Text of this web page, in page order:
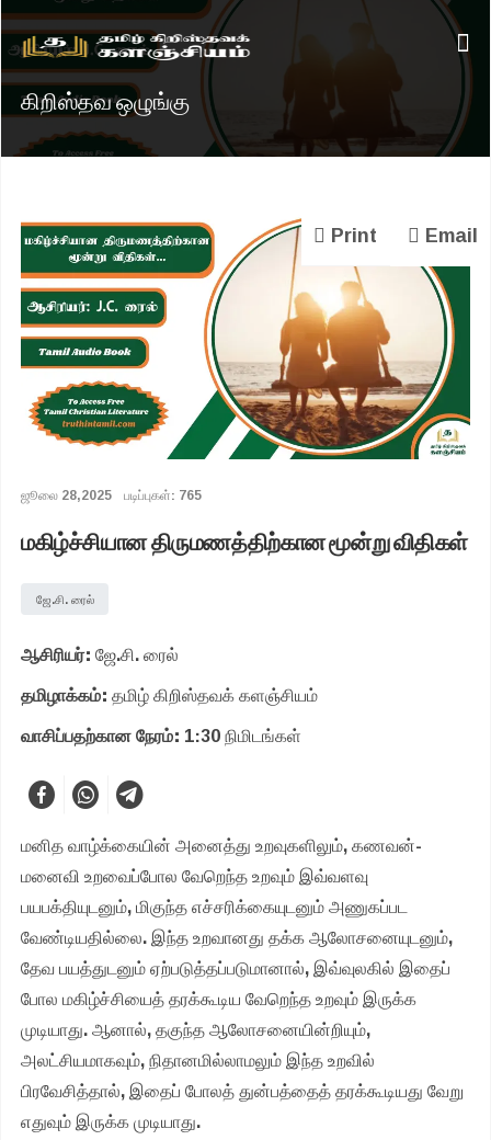
கிறிஸ்தவ ஒழுங்கு
ஜூலை 28,2025 படிப்புகள்: 765
மகிழ்ச்சியான திருமணத்திற்கான மூன்று விதிகள்
Print Email
ஜே.சி. ரைல்
ஆசிரியர்:ஜே.சி. ரைல்
தமிழாக்கம்:தமிழ் கிறிஸ்தவக் களஞ்சியம்
வாசிப்பதற்கான நேரம்: 1:30 நிமிடங்கள்
மனித வாழ்க்கையின் அனைத்து உறவுகளிலும், கணவன்-
மனைவி உறவைப்போல வேறெந்த உறவும் இவ்வளவு
பயபக்தியுடனும், மிகுந்த எச்சரிக்கையுடனும் அணுகப்பட
வேண்டியதில்லை. இந்த உறவானது தக்க ஆலோசனையுடனும்,
தேவ பயத்துடனும் ஏற்படுத்தப்படுமானால், இவ்வுலகில் இதைப்
போல மகிழ்ச்சியைத் தரக்கூடிய வேறெந்த உறவும் இருக்க
முடியாது. ஆனால், தகுந்த ஆலோசனையின்றியும்,
அலட்சியமாகவும், நிதானமில்லாமலும் இந்த உறவில்
பிரவேசித்தால், இதைப் போலத் துன்பத்தைத் தரக்கூடியது வேறு
எதுவும் இருக்க முடியாது.